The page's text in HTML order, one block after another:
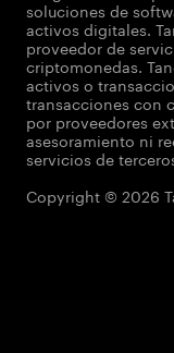
soluciones de
activos digitales.
proveedor de
criptomonedas.
activos o
transacciones con
por proveedores
asesoramiento ni
servicios de